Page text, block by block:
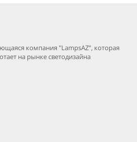
компания "LampsAZ", которая
на рынке светодизайна